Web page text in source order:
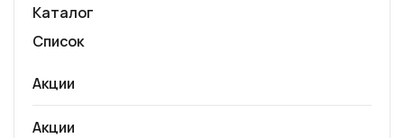
Каталог
Список
Акции
Акции